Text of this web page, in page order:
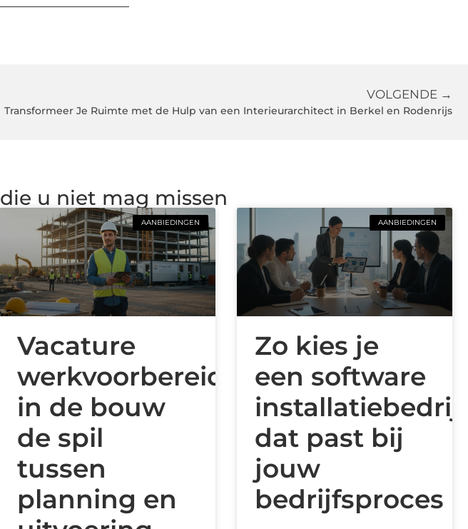
VOLGENDE →
Transformeer Je Ruimte met de Hulp van een Interieurarchitect in Berkel en Rodenrijs
die u niet mag missen
AANBIEDINGEN
Vacature
werkvoorbereider
in de bouw
de spil
tussen
planning en
AANBIEDINGEN
Zo kies je
een software
installatiebedrijf
dat past bij
jouw
bedrijfsproces